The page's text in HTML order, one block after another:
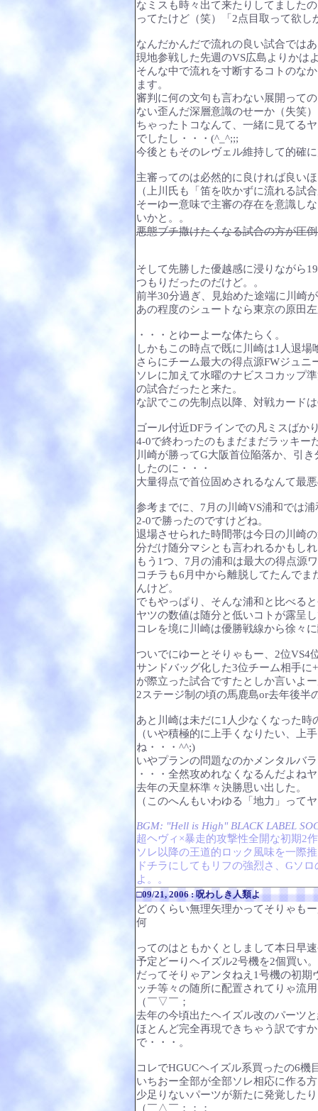
なミスも時々出て来たりしてました
ってたけど（笑）「2点目取って欲
なんだかんだで流れの良い試合では
現地参戦した先週のVS広島よりかは
そんな中で流れを寸断するコトのな
ます。
審判に何の文句も言わない展開って
ない歪んだ深層意識のせーか（失笑
ちゃったトコなんて、一緒に見てる
でしたし・・・(^_^;;;
今後ともそのレヴェル維持して的確
主審ってのは必然的に良ければ良い
（上川氏も「笛を吹かずに流れる試
そーゆー意味で主審の存在を意識し
いかと。。
悪態ブチ撒けたくなる試合の方が圧
そして先勝した優越感に浸りながら
つもりだったのだけど。。
前半30分過ぎ、見始めた途端に川崎
あの程度のシュートなら東京の原田
・・・とゆーよーな体たらく。
しかもこの時点で既に川崎は1人退場
さらにチーム最大の得点源FWジュ
ソレに加えて水曜のナビスコカップ
の試合だったと来た。
な訳でこの先制点以降、対戦カー
ゴール付近DFラインでの凡ミスばか
4-0で終わったのもまだまだラッキー
川崎が勝ってG大阪首位陥落か、引
したのに・・・
大量得点で首位固めされるなんて最
参考までに、7月の川崎VS浦和では
2-0で勝ったのですけどね。
退場させられた時間帯は今日の川崎
分だけ随分マシとも言われるかもし
もう1つ、7月の浦和は最大の得点源
コチラも6月中から離脱してたんで
んけど。
でもやっぱり、そんな浦和と比べる
ヤツの数値は随分と低いコトが露呈
コレを境に川崎は優勝戦線から徐々
ついでにゆーとそりゃもー、2位VS4
サンドバッグ化した3位チーム相手に
が際立った試合ですたとしか言いよ
2ステージ制の頃の馬鹿島or去年後半
あと川崎は未だに1人少なくなった
（いや積極的に上手くなりたい、上
ね・・・^^;)
いやプランの問題なのかメンタルバ
・・・全然攻めれなくなるんだよね
去年の天皇杯準々決勝思い出した。
（このへんもいわゆる「地力」って
BGM: "Hell is High" BLACK LABEL
超ヘヴィ×暴走的攻撃性全開な初期2
ソレ以降の王道的ロック風味を一際
ドチラにしてもリフの強烈さ、Gソ
よ。。
□09/21, 2006 : 呪わしき人類よ
どのくらい無理矢理かってそりゃも
何
ってのはともかくとしまして本日早
予定どーりヘイズル2号機を2個買い
だってそりゃアンタねえ1号機の初
ッチ等々の随所に配置されてりゃ流
（￣▽￣；
去年の今頃出たヘイズル改のパーツ
ほとんど完全再現できちゃう訳です
で・・・。
コレでHGUCヘイズル系買ったの6
いちおー全部が全部ソレ相応に作る
少足りないパーツが新たに発覚した
（￣△￣；；；